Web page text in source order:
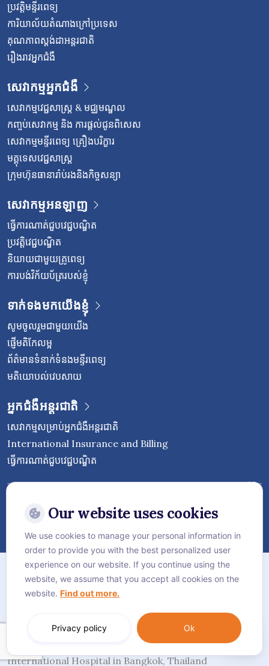
ប្រវត្តិមន្ទីរពេទ្យ
ការិយាល័យតំណាងក្រៅប្រទេស
គុណភាពស្តង់ដាអន្តរជាតិ
រឿងរាវអ្នកជំងឺ
សេវាកម្មអ្នកជំងឺ
សេវាកម្មវេជ្ជសាស្រ្ត & មជ្ឈមណ្ឌល
កញ្ចប់សេវាកម្ម និង ការផ្តល់ជូនពិសេស
សេវាកម្មមន្ទីរពេទ្យ គ្រឿងបរិក្ខារ
មគ្គុទេសវេជ្ជសាស្ត្រ
ក្រុមហ៊ុនធានារ៉ាប់រងនិងកិច្ចសន្យា
សេវាកម្មអនឡាញ
ធ្វើការណាត់ជួបវេជ្ជបណ្ឌិត
ប្រវត្តិវេជ្ជបណ្ឌិត
និយាយជាមួយគ្រូពេទ្យ
ការបង់វិក័យប័ត្ររបស់ខ្ញុំ
ទាក់ទងមកយើងខ្ញុំ
សូមចូលរួមជាមួយយើង
ផ្ញើមតិកែលម្អ
ព័ត៌មានទំនាក់ទំនងមន្ទីរពេទ្យ
មតិយោបល់វេបសាយ
អ្នកជំងឺអន្តរជាតិ
សេវាកម្មសម្រាប់អ្នកជំងឺអន្តរជាតិ
International Insurance and Billing
ធ្វើការណាត់ជួបវេជ្ជបណ្ឌិត
Follow Vejthani International
Hospital
ផែនទីគេហទំព័រ
គោលការណ៍​ភាព​ឯកជន
© Vejthani International Hospital | JCI Accredited
International Hospital in Bangkok, Thailand
Language:ភាសាខ្មែរ
Our website uses cookies
We use cookies to manage your personal information in
order to provide you with the best personalized user
experience on our website. If you continue using the
website, we assume that you accept all cookies on the
website. Find out more.
Ok
Privacy policy